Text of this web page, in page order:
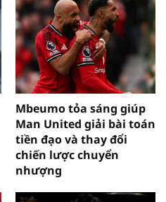
Mbeumo tỏa sáng giúp
Man United giải bài toán
tiền đạo và thay đổi
chiến lược chuyển
nhượng